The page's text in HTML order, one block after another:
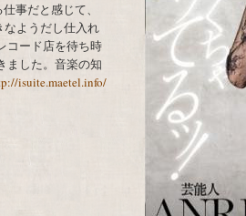
事だと感じて、
ようだし仕入れ
コード店を待ち時
ました。音楽の知
isuite.maetel.info/